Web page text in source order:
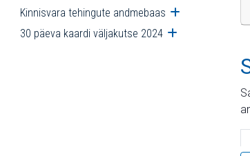
Kinnisvara tehingute andmebaas Ava
30 päeva kaardi väljakutse 2024 Ava